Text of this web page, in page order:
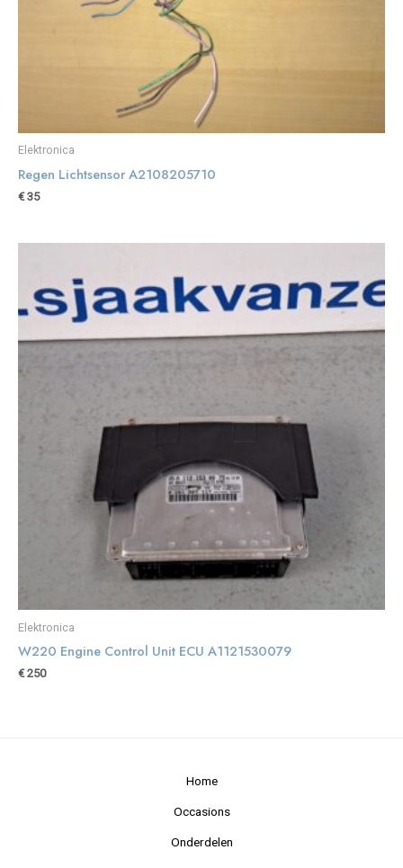
Elektronica
Regen Lichtsensor A2108205710
€35
Elektronica
W220 Engine Control Unit ECU A1121530079
€250
Home
Occasions
Onderdelen